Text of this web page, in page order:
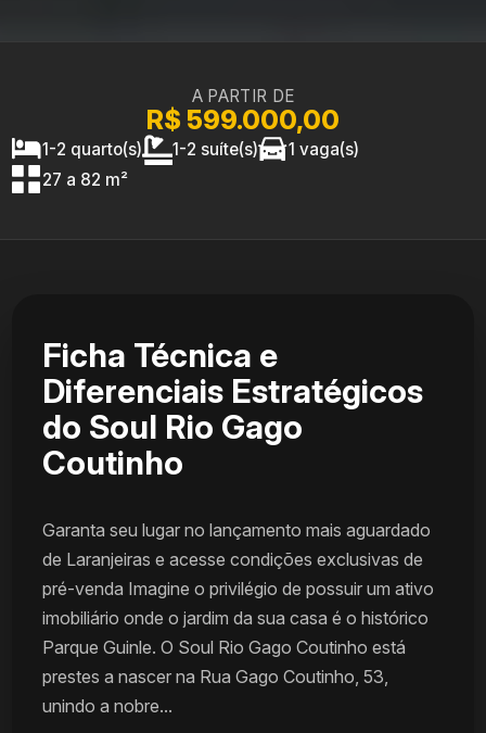
A PARTIR DE
R$ 599.000,00
1-2 quarto(s) 1-2 suíte(s)
1 vaga(s)
27 a 82 m²
Ficha Técnica e
Diferenciais Estratégicos
do Soul Rio Gago
Coutinho
Garanta seu lugar no lançamento mais aguardado
de Laranjeiras e acesse condições exclusivas de
pré-venda Imagine o privilégio de possuir um ativo
imobiliário onde o jardim da sua casa é o histórico
Parque Guinle. O Soul Rio Gago Coutinho está
prestes a nascer na Rua Gago Coutinho, 53,
unindo a nobre...